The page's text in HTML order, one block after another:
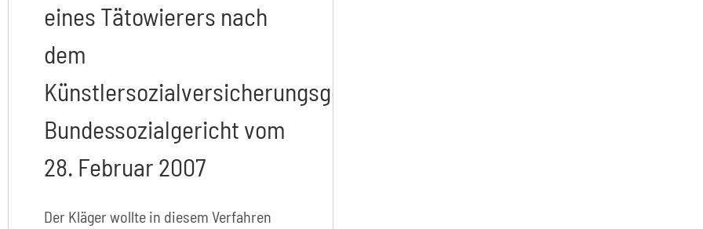
eines Tätowierers nach
dem
Künstlersozialversicherungsgesetz:
Bundessozialgericht vom
28. Februar 2007
Der Kläger wollte in diesem Verfahren